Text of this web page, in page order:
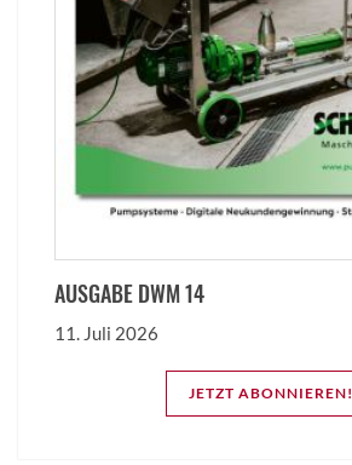
AUSGABE DWM 14
11. Juli 2026
JETZT ABONNIEREN!